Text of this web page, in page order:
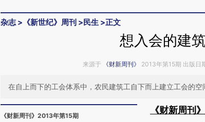
杂志> 《新世纪》周刊 >民生 >正文
想入会的建
来源于 《财新周刊》 2013年第15期 出版日
在自上而下的工会体系中，农民建筑工自下而上建立工会的空
《财新周刊》2013年第15期
《财新周刊》